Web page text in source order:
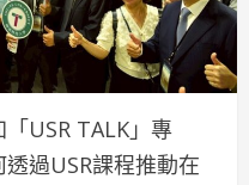
USR TALK」專
過USR課程推動在